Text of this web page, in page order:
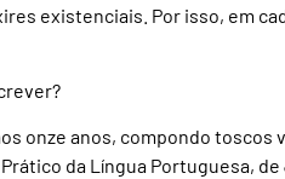
existenciais. Por isso, em
onze anos, compondo toscos
da Língua Portuguesa,